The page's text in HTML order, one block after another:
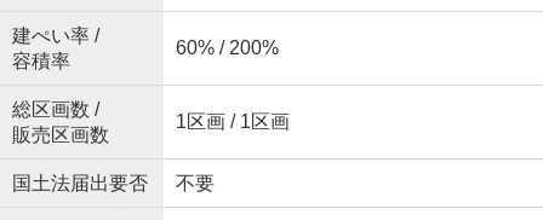
建ぺい率 /
容積率
60% / 200%
総区画数 /
販売区画数
1区画 / 1区画
国土法届出要否 不要